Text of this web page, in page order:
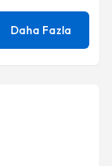
Daha Fazla